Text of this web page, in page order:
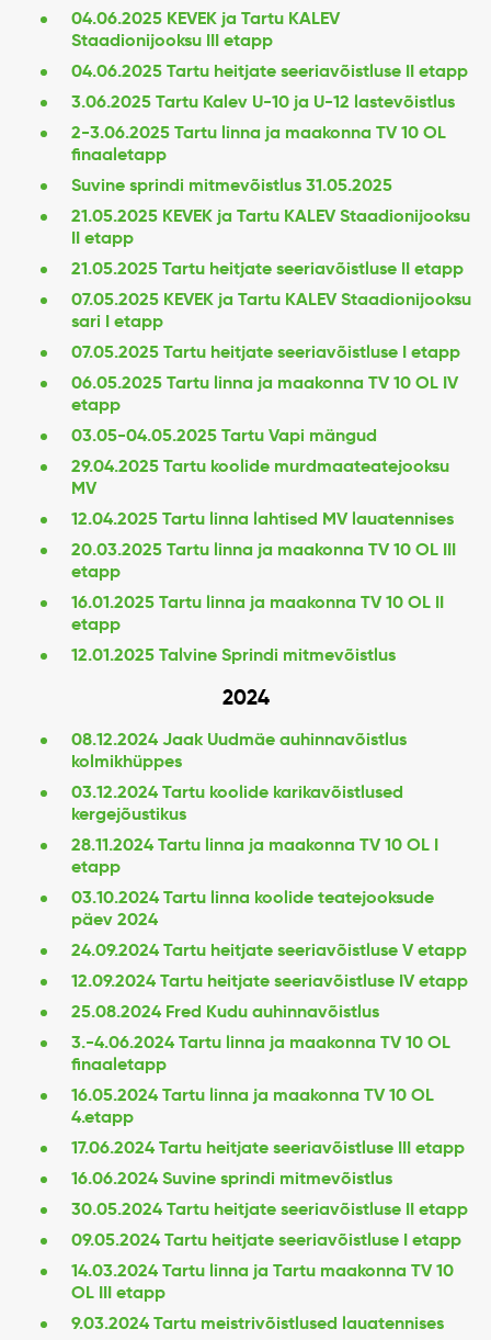
04.06.2025 KEVEK ja Tartu KALEV
Staadionijooksu III etapp
04.06.2025 Tartu heitjate seeriavõistluse II etapp
3.06.2025 Tartu Kalev U-10 ja U-12 lastevõistlus
2-3.06.2025 Tartu linna ja maakonna TV 10 OL
finaaletapp
Suvine sprindi mitmevõistlus 31.05.2025
21.05.2025 KEVEK ja Tartu KALEV Staadionijooksu
II etapp
21.05.2025 Tartu heitjate seeriavõistluse II etapp
07.05.2025 KEVEK ja Tartu KALEV Staadionijooksu
sari I etapp
07.05.2025 Tartu heitjate seeriavõistluse I etapp
06.05.2025 Tartu linna ja maakonna TV 10 OL IV
etapp
03.05-04.05.2025 Tartu Vapi mängud
29.04.2025 Tartu koolide murdmaateatejooksu
MV
12.04.2025 Tartu linna lahtised MV lauatennises
20.03.2025 Tartu linna ja maakonna TV 10 OL III
etapp
16.01.2025 Tartu linna ja maakonna TV 10 OL II
etapp
12.01.2025 Talvine Sprindi mitmevõistlus
2024
08.12.2024 Jaak Uudmäe auhinnavõistlus
kolmikhüppes
03.12.2024 Tartu koolide karikavõistlused
kergejõustikus
28.11.2024 Tartu linna ja maakonna TV 10 OL I
etapp
03.10.2024 Tartu linna koolide teatejooksude
päev 2024
24.09.2024 Tartu heitjate seeriavõistluse V etapp
12.09.2024 Tartu heitjate seeriavõistluse IV etapp
25.08.2024 Fred Kudu auhinnavõistlus
3.-4.06.2024 Tartu linna ja maakonna TV 10 OL
finaaletapp
16.05.2024 Tartu linna ja maakonna TV 10 OL
4.etapp
17.06.2024 Tartu heitjate seeriavõistluse III etapp
16.06.2024 Suvine sprindi mitmevõistlus
30.05.2024 Tartu heitjate seeriavõistluse II etapp
09.05.2024 Tartu heitjate seeriavõistluse I etapp
14.03.2024 Tartu linna ja Tartu maakonna TV 10
OL III etapp
9.03.2024 Tartu meistrivõistlused lauatennises